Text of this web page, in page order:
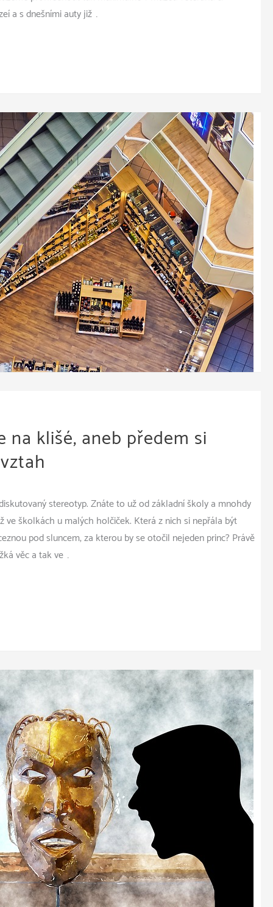
a s dnešními auty již …
na klišé, aneb předem si
stereotyp. Znáte to už od základní školy a mnohdy
školkách u malých holčiček. Která z nich si nepřála být
pod sluncem, za kterou by se otočil nejeden princ? Právě
věc a tak ve …